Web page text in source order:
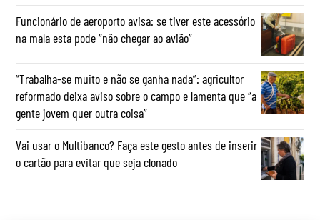
Funcionário de aeroporto avisa: se tiver este acessório
na mala esta pode “não chegar ao avião”
“Trabalha-se muito e não se ganha nada”: agricultor
reformado deixa aviso sobre o campo e lamenta que “a
gente jovem quer outra coisa”
Vai usar o Multibanco? Faça este gesto antes de inserir
o cartão para evitar que seja clonado